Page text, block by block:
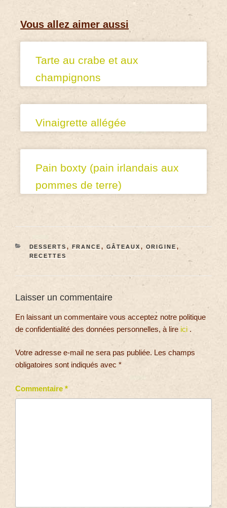
Vous allez aimer aussi
Tarte au crabe et aux
champignons
Vinaigrette allégée
Pain boxty (pain irlandais aux
pommes de terre)
DESSERTS , FRANCE , GÂTEAUX , ORIGINE ,
RECETTES
Laisser un commentaire
En laissant un commentaire vous acceptez notre politique
de confidentialité des données personnelles, à lire ici .
Votre adresse e-mail ne sera pas publiée. Les champs
obligatoires sont indiqués avec *
Commentaire *